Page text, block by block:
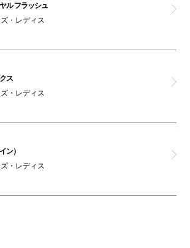
ル フラッシュ
ズ・レディス
ス
ズ・レディス
ン）
ズ・レディス